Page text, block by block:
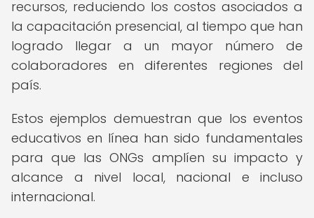
recursos, reduciendo los costos asociados a
la capacitación presencial, al tiempo que han
logrado llegar a un mayor número de
colaboradores en diferentes regiones del
país.
Estos ejemplos demuestran que los eventos
educativos en línea han sido fundamentales
para que las ONGs amplíen su impacto y
alcance a nivel local, nacional e incluso
internacional.